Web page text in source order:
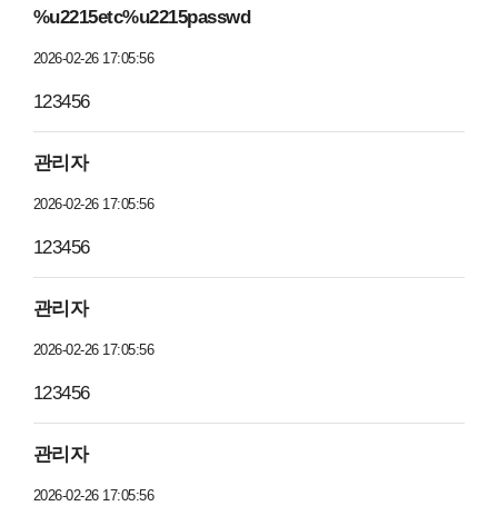
%u2215etc%u2215passwd
2026-02-26 17:05:56
123456
관리자
2026-02-26 17:05:56
123456
관리자
2026-02-26 17:05:56
123456
관리자
2026-02-26 17:05:56